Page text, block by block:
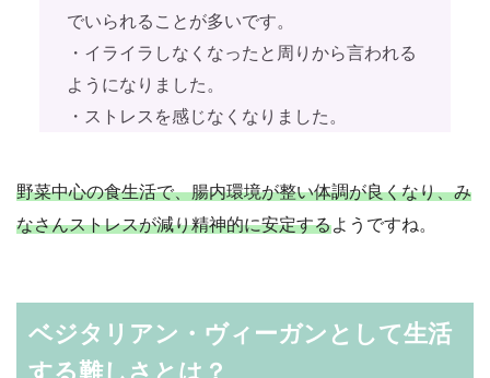
でいられることが多いです。
・イライラしなくなったと周りから言われる
ようになりました。
・ストレスを感じなくなりました。
野菜中心の食生活で、腸内環境が整い体調が良くなり、み
なさんストレスが減り精神的に安定するようですね。
ベジタリアン・ヴィーガンとして生活
する難しさとは？